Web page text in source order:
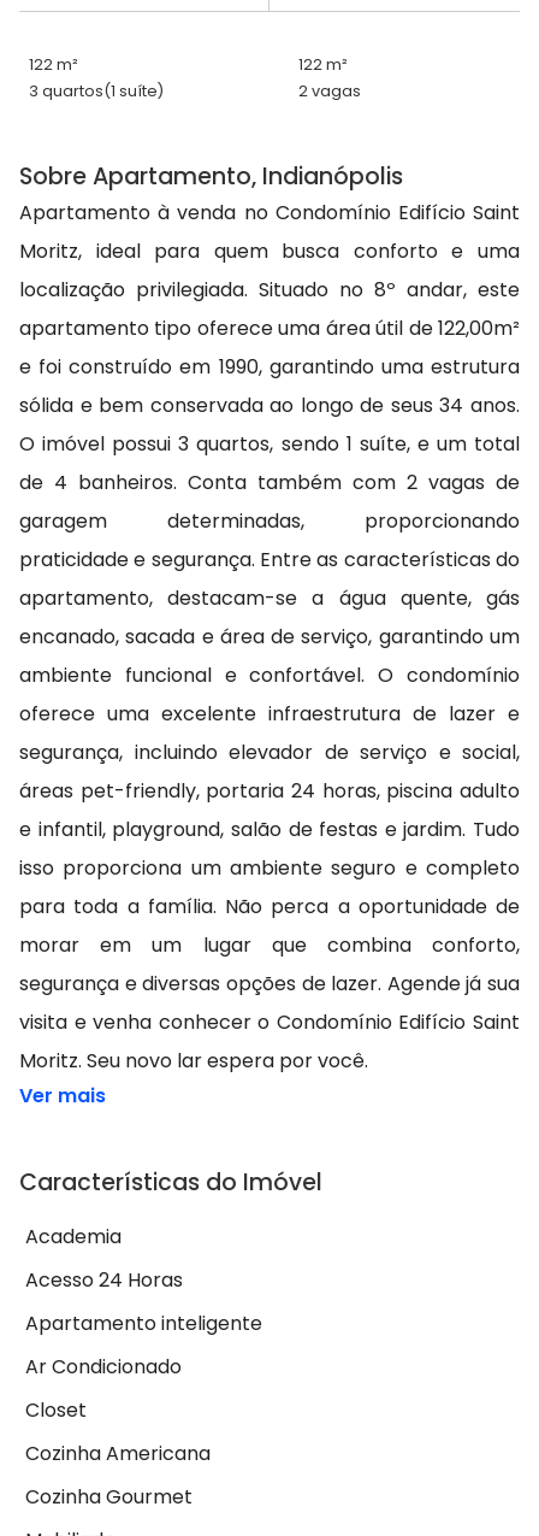
122 m²
122 m²
3 quartos(1 suíte) 2 vagas
Sobre Apartamento, Indianópolis
Apartamento à venda no Condomínio Edifício Saint
Moritz, ideal para quem busca conforto e uma
localização privilegiada. Situado no 8º andar, este
apartamento tipo oferece uma área útil de 122,00m²
e foi construído em 1990, garantindo uma estrutura
sólida e bem conservada ao longo de seus 34 anos.
O imóvel possui 3 quartos, sendo 1 suíte, e um total
de 4 banheiros. Conta também com 2 vagas de
garagem determinadas, proporcionando
praticidade e segurança. Entre as características do
apartamento, destacam-se a água quente, gás
encanado, sacada e área de serviço, garantindo um
ambiente funcional e confortável. O condomínio
oferece uma excelente infraestrutura de lazer e
segurança, incluindo elevador de serviço e social,
áreas pet-friendly, portaria 24 horas, piscina adulto
e infantil, playground, salão de festas e jardim. Tudo
isso proporciona um ambiente seguro e completo
para toda a família. Não perca a oportunidade de
morar em um lugar que combina conforto,
segurança e diversas opções de lazer. Agende já sua
visita e venha conhecer o Condomínio Edifício Saint
Moritz. Seu novo lar espera por você.
Ver mais
Características do Imóvel
Academia
Acesso 24 Horas
Apartamento inteligente
Ar Condicionado
Closet
Cozinha Americana
Cozinha Gourmet